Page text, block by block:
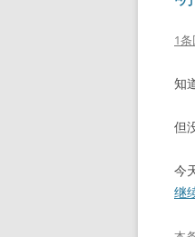
1条
知
但
今
继